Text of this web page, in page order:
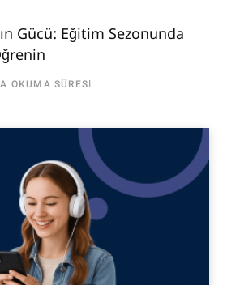
Gücü: Eğitim Sezonunda
OKUMA SÜRESI